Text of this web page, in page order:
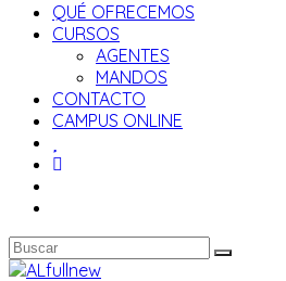
web
QUÉ OFRECEMOS
CURSOS
AGENTES
MANDOS
CONTACTO
CAMPUS ONLINE